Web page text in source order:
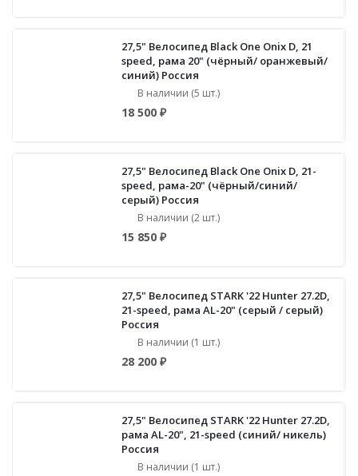
27,5" Велосипед Black One Onix D, 21
speed, рама 20" (чёрный/ оранжевый/
синий) Россия
В наличии (5 шт.)
18 500 ₽
27,5" Велосипед Black One Onix D, 21-
speed, рама-20" (чёрный/синий/
серый) Россия
В наличии (2 шт.)
15 850 ₽
27,5" Велосипед STARK '22 Hunter 27.2D,
21-speed, рама AL-20" (серый / серый)
Россия
В наличии (1 шт.)
28 200 ₽
27,5" Велосипед STARK '22 Hunter 27.2D,
рама AL-20", 21-speed (синий/ никель)
Россия
В наличии (1 шт.)